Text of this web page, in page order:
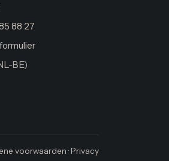
88 27
BE)
voorwaarden ·Privacy